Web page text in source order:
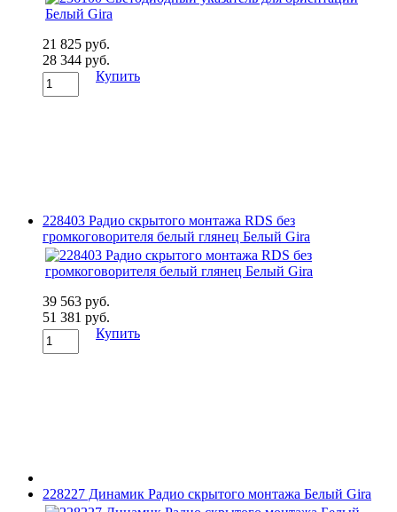
21 825 руб.
28 344 руб.
Купить
228403 Радио скрытого монтажа RDS без
громкоговорителя белый глянец Белый Gira
39 563 руб.
51 381 руб.
Купить
228227 Динамик Радио скрытого монтажа Белый Gira